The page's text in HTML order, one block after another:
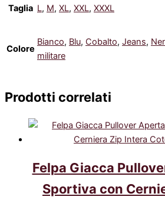
Taglia L, M, XL, XXL, XXXL
Colore
Bianco, Blu, Cobalto, Jeans,
militare
Prodotti correlati
Felpa Giacca
Sportiva con